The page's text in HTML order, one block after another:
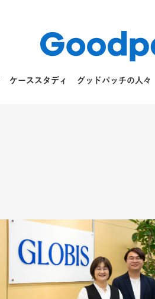
ケーススタディ グッドパッチの人々